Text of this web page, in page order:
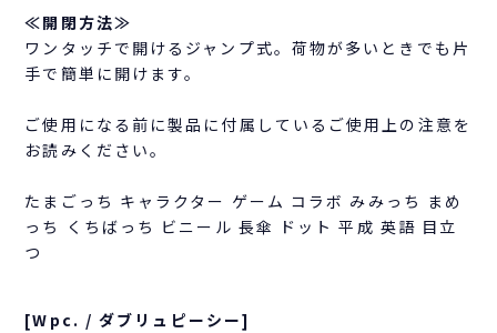
≪開閉方法≫
ワンタッチで開けるジャンプ式。荷物が多いときでも片
手で簡単に開けます。
ご使用になる前に製品に付属しているご使用上の注意を
お読みください。
たまごっち キャラクター ゲーム コラボ みみっち まめ
っち くちばっち ビニール 長傘 ドット 平成 英語 目立
つ
[Wpc. / ダブリュピーシー]